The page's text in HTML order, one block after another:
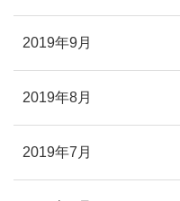
2019年9月
2019年8月
2019年7月